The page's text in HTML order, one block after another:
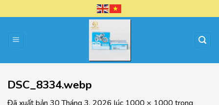
đến
dung
DSC_8334.webp